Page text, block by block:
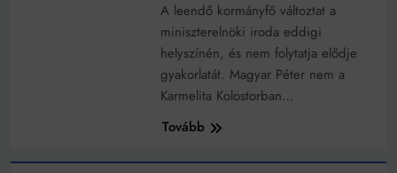
A leendő kormányfő változtat a
miniszterelnöki iroda eddigi
helyszínén, és nem folytatja elődje
gyakorlatát. Magyar Péter nem a
Karmelita Kolostorban…
Tovább